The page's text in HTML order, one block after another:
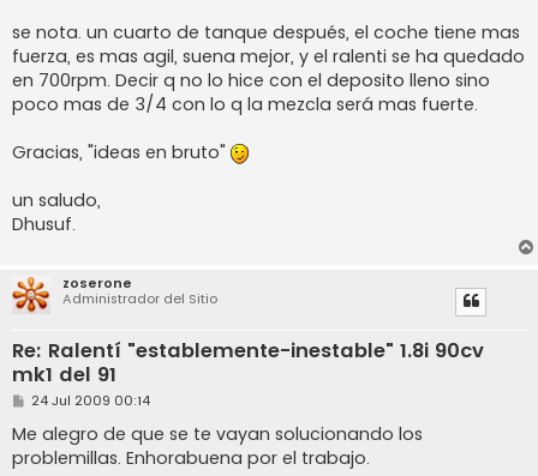
se nota. un cuarto de tanque después, el coche tiene mas
fuerza, es mas agil, suena mejor, y el ralenti se ha quedado
en 700rpm. Decir q no lo hice con el deposito lleno sino
poco mas de 3/4 con lo q la mezcla será mas fuerte.
Gracias, "ideas en bruto"
un saludo,
Dhusuf.
zoserone
Administrador del Sitio
Re: Ralentí "establemente-inestable" 1.8i 90cv
mk1 del 91
M
n
s
a
24 Jul 2009 00:14
Me alegro de que se te vayan solucionando los
problemillas. Enhorabuena por el trabajo.